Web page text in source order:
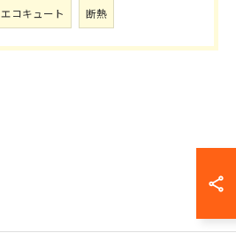
エコキュート 断熱